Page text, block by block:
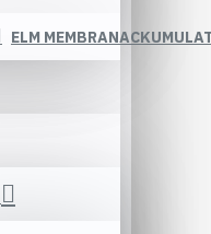
ELM